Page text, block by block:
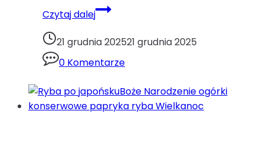
Czytaj dalejRafaello
na
krakersach
ciasto
pieczeniaBoże
Narodzenie
21 grudnia 202521 grudnia 2025
0 Komentarze